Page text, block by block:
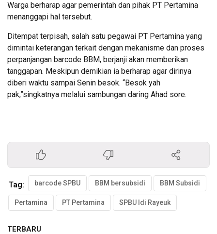
Warga berharap agar pemerintah dan pihak PT Pertamina
menanggapi hal tersebut.
Ditempat terpisah, salah satu pegawai PT Pertamina yang
dimintai keterangan terkait dengan mekanisme dan proses
perpanjangan barcode BBM, berjanji akan memberikan
tanggapan. Meskipun demikian ia berharap agar dirinya
diberi waktu sampai Senin besok. “Besok yah
pak,”singkatnya melalui sambungan daring Ahad sore.
Tag: barcode SPBU BBM bersubsidi BBM Subsidi
Pertamina PT Pertamina SPBU Idi Rayeuk
TERBARU